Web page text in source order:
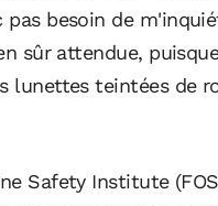
besoin de
sûr attendue,
lunettes teintées de
Safety Institute